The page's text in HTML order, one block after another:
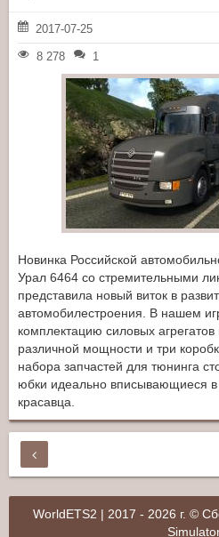
2017-07-25
8 278 1
Новинка Российской
Урал 6464 со стремительными
представила новый виток в
автомобилестроения. В нашем
комплектацию силовых агрегатов
различной мощности и три
набора запчастей для тюнинга
юбки идеально вписывающиеся в
красавца.
WorldETS2 | 2017 - 2026 г. ©